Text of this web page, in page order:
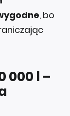
, bo
000 l –